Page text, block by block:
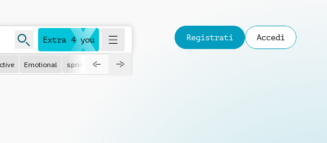
Extra 4 you
Emotional spring
Registrati Accedi